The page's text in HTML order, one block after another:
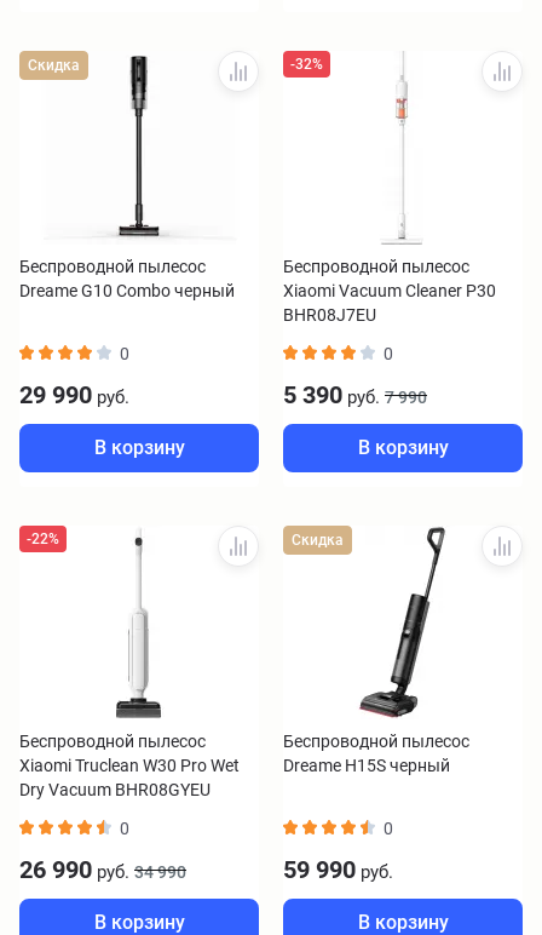
Скидка
Беспроводной пылесос
Dreame G10 Combo черный
0
29 990 руб.
В корзину
-32%
Беспроводной пылесос
Xiaomi Vacuum Cleaner P30
BHR08J7EU
0
5 390 руб. 7 990
В корзину
-22%
Беспроводной пылесос
Xiaomi Truclean W30 Pro Wet
Dry Vacuum BHR08GYEU
0
26 990 руб. 34 990
В корзину
Скидка
Беспроводной пылесос
Dreame H15S черный
0
59 990 руб.
В корзину